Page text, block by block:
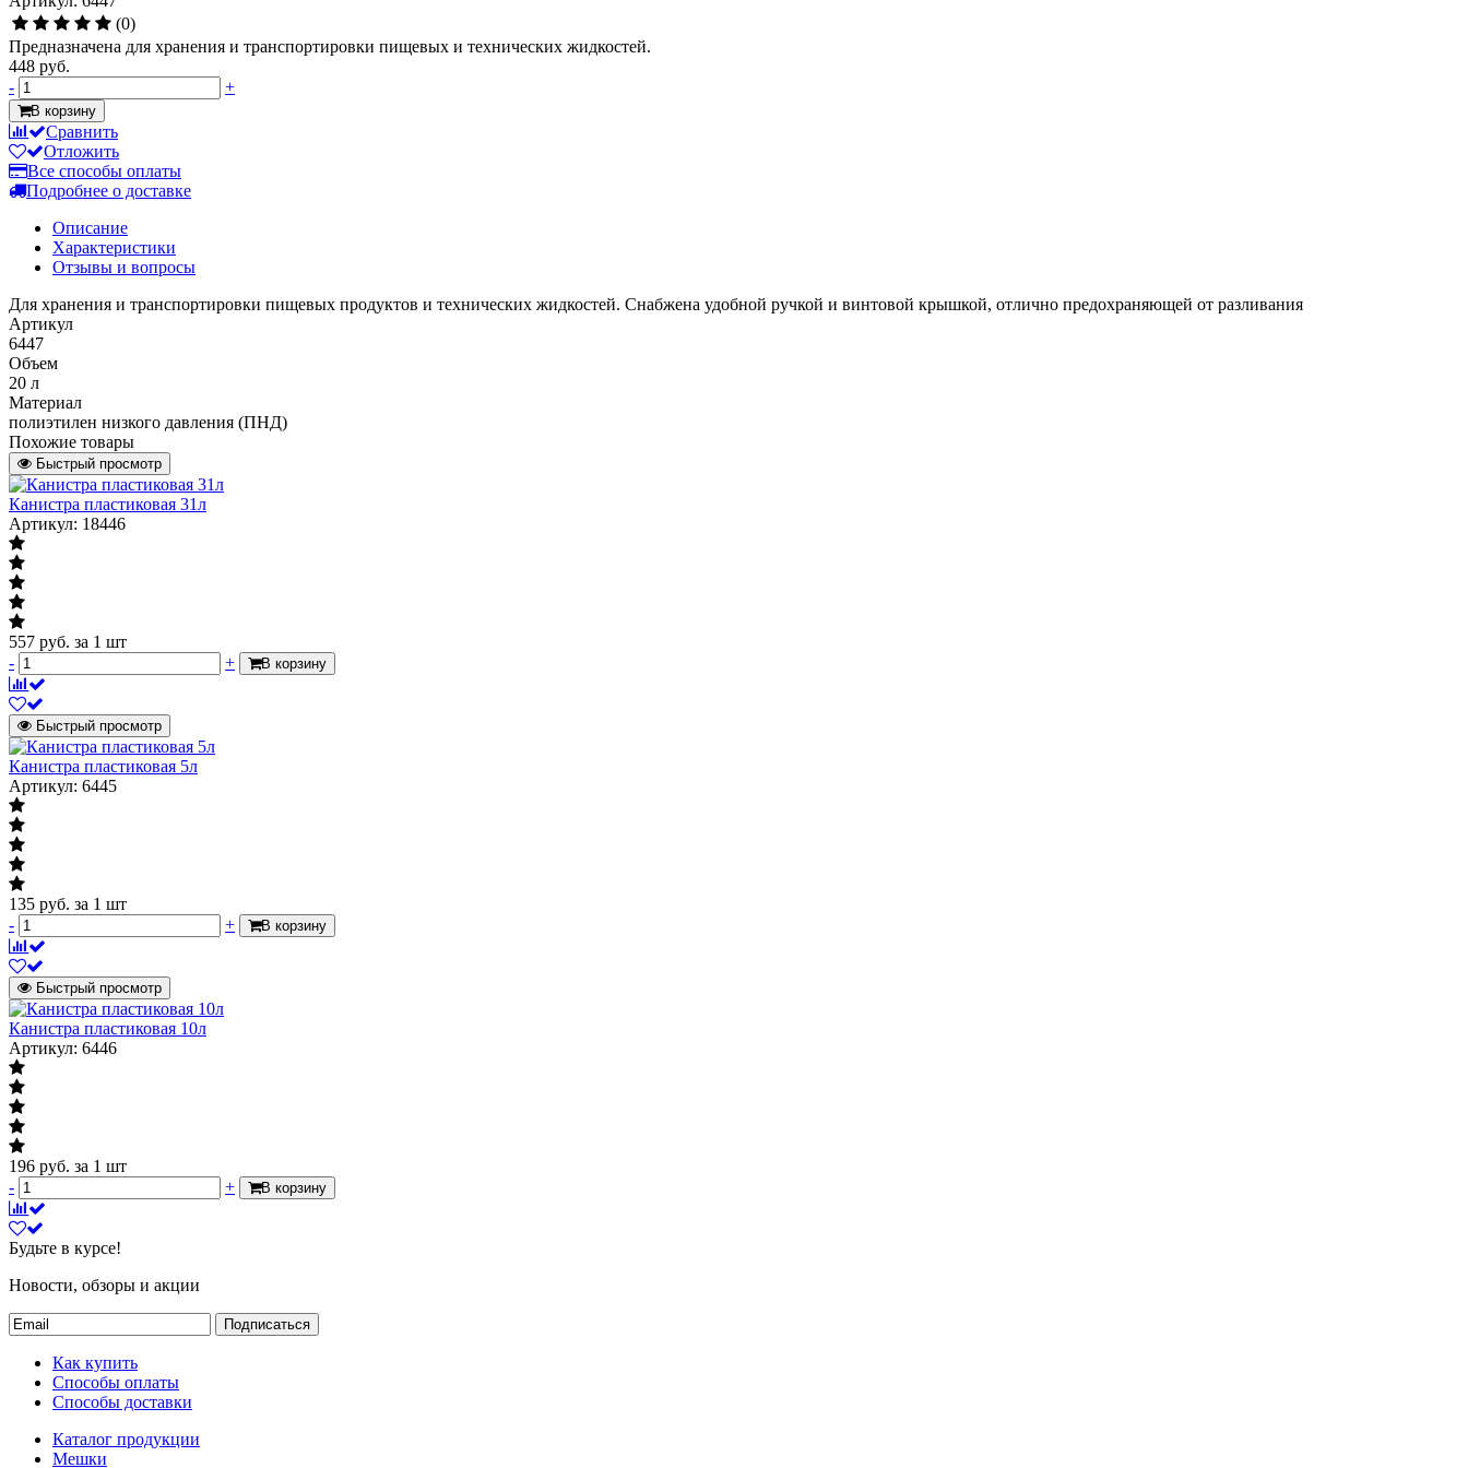
(0)
Предназначена для хранения и транспортировки пищевых и технических жидкостей.
448 руб.
-
+
В корзину
Сравнить
Отложить
Все способы оплаты
Подробнее о доставке
Описание
Характеристики
Отзывы и вопросы
Для хранения и транспортировки пищевых продуктов и технических жидкостей. Снабжена удобной ручкой и винтовой крышкой, отлично предохраняющей от разливания
Артикул
6447
Объем
20 л
Материал
полиэтилен низкого давления (ПНД)
Похожие товары
Быстрый просмотр
Канистра пластиковая 31л
Артикул: 18446
557 руб. за 1 шт
-
+ В корзину
Быстрый просмотр
Канистра пластиковая 5л
Артикул: 6445
135 руб. за 1 шт
-
+ В корзину
Быстрый просмотр
Канистра пластиковая 10л
Артикул: 6446
196 руб. за 1 шт
-
+ В корзину
Будьте в курсе!
Новости, обзоры и акции
Подписаться
Как купить
Способы оплаты
Способы доставки
Каталог продукции
Мешки